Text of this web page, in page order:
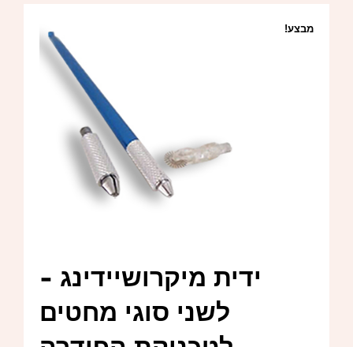
מבצע!
ידית מיקרושיידינג -
לשני סוגי מחטים